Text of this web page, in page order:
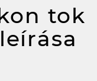
tok
leírása